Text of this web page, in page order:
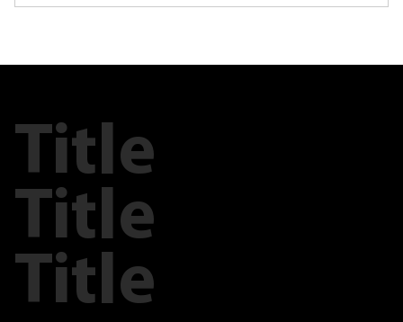
Title
Title
Title